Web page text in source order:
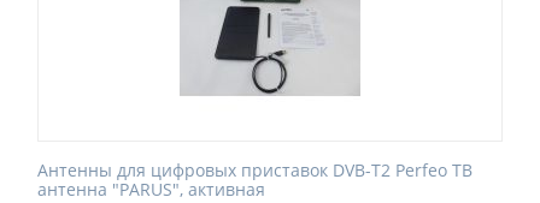
Антенны для цифровых приставок DVB-T2 Perfeo ТВ
антенна "PARUS", активная